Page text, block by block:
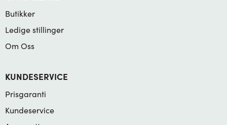
Butikker
Ledige stillinger
Om Oss
KUNDESERVICE
Prisgaranti
Kundeservice